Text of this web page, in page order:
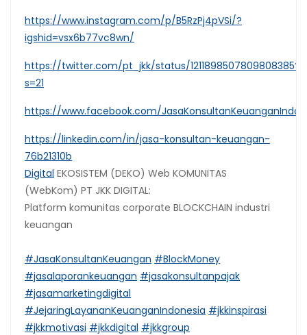
https://www.instagram.com/p/B5RzPj4pVSi/?
igshid=vsx6b77vc8wn/
https://twitter.com/pt_jkk/status/1211898507809808385?
s=21
https://www.facebook.com/
https://linkedin.com/in/jasa-konsultan-keuangan-
76b21310b
Digital EKOSISTEM (DEKO) Web KOMUNITAS
(WebKom) PT JKK DIGITAL:
Platform komunitas corporate BLOCKCHAIN industri
keuangan
#JasaKonsultanKeuangan #BlockMoney
#jasalaporankeuangan #jasakonsultanpajak
#jasamarketingdigital
#JejaringLayananKeuanganIndonesia #jkkinspirasi
#jkkmotivasi #jkkdigital #jkkgroup